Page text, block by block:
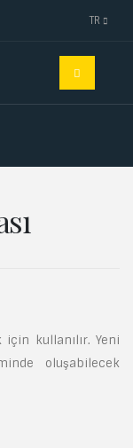
TR
kullanılır. Yeni
oluşabilecek